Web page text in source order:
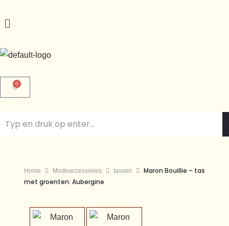
0
Home Modeaccessoires tassen
Maron Bouillie – tas
met groenten: Aubergine